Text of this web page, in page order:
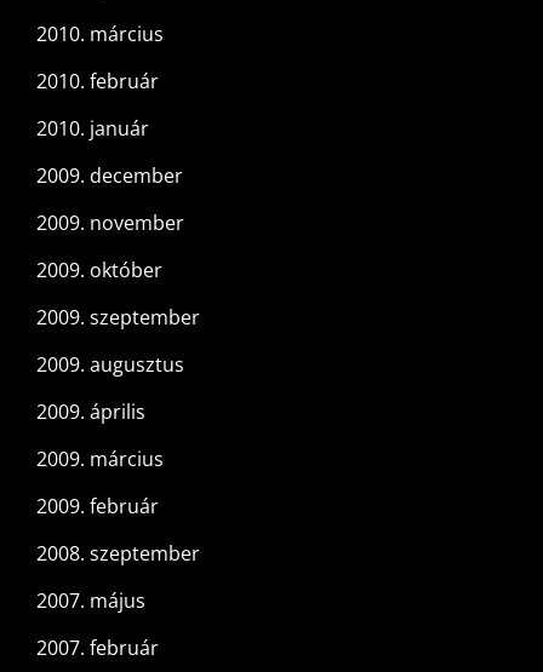
2010. március
2010. február
2010. január
2009. december
2009. november
2009. október
2009. szeptember
2009. augusztus
2009. április
2009. március
2009. február
2008. szeptember
2007. május
2007. február